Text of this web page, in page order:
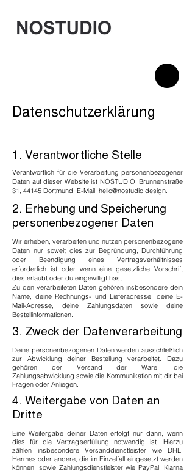
Datenschutzerklärung
1. Verantwortliche Stelle
Verantwortlich für die Verarbeitung personenbezogener
Daten auf dieser Website ist NOSTUDIO, Brunnenstraße
31, 44145 Dortmund, E-Mail: hello@nostudio.design.
2. Erhebung und Speicherung
personenbezogener Daten
Wir erheben, verarbeiten und nutzen personenbezogene
Daten nur, soweit dies zur Begründung, Durchführung
oder Beendigung eines Vertragsverhältnisses
erforderlich ist oder wenn eine gesetzliche Vorschrift
dies erlaubt oder du eingewilligt hast.
Zu den verarbeiteten Daten gehören insbesondere dein
Name, deine Rechnungs- und Lieferadresse, deine E-
Mail-Adresse, deine Zahlungsdaten sowie deine
Bestellinformationen.
3. Zweck der Datenverarbeitung
Deine personenbezogenen Daten werden ausschließlich
zur Abwicklung deiner Bestellung verarbeitet. Dazu
gehören der Versand der Ware, die
Zahlungsabwicklung sowie die Kommunikation mit dir bei
Fragen oder Anliegen.
4. Weitergabe von Daten an
Dritte
Eine Weitergabe deiner Daten erfolgt nur dann, wenn
dies für die Vertragserfüllung notwendig ist. Hierzu
zählen insbesondere Versanddienstleister wie DHL,
Hermes oder andere, die im Einzelfall eingesetzt werden
können, sowie Zahlungsdienstleister wie PayPal, Klarna